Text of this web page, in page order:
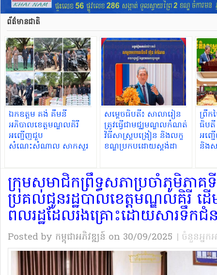
ព័ត៌មានជាតិ
ឯកឧត្តម គង់ គឹមនី
អភិបាលខេត្តមណ្ឌលគិរី
អញ្ជើញជួប
សំណេះសំណាល សាកសួរ
សម្ដេចធិបតី​៖ សាលារៀន
ត្រូវធ្វើជាមជ្ឈមណ្ឌលកំណត់
វិធីសាស្ត្របង្រៀន និងលក្ខ
ខណ្ឌប្រកបដោយស្តង់ដា
ច្បាស់លាស់
ព្រឹក
ធិប
អញ្ជ
និងស
សេដ្ឋ
ក្រុមសមាជិកព្រឹទ្ធសភាប្រចាំភូមិ
ប្រគល់ជូនរដ្ឋបាលខេត្តមណ្ឌលគិរី ដើ
ពលរដ្ឋដែលរងគ្រោះដោយសារទឹកជំ
Posted by កម្ពុជាអភិវឌ្ឍន៍ on 30/09/2025 | ចំនួនអ្នក